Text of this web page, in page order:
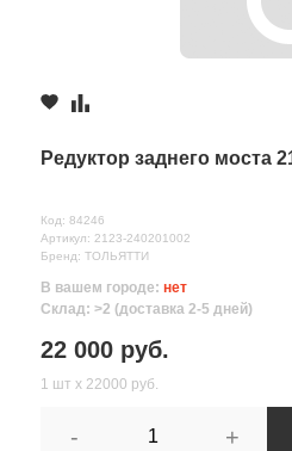
Редуктор заднего моста
Код: 84246
Артикул: 2123-240201002
Бренд: ТОЛЬЯТТИ
В вашем городе: нет
Склад: >2 (доставка 2-5 дней)
22 000 руб.
1 шт х 22000 руб.
- +